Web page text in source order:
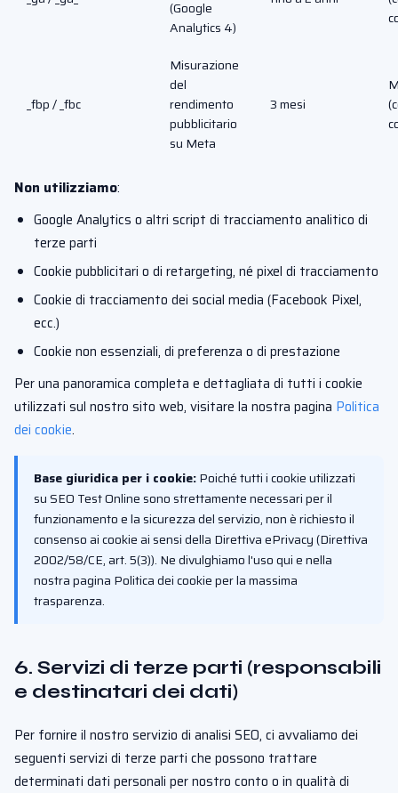
(Google
Analytics 4)
_fbp / _fbc
Misurazione
del
rendimento
pubblicitario
su Meta
3 mesi
Non utilizziamo:
Google Analytics o altri script di tracciamento analitico di
terze parti
Cookie pubblicitari o di retargeting, né pixel di tracciamento
Cookie di tracciamento dei social media (Facebook Pixel,
ecc.)
Cookie non essenziali, di preferenza o di prestazione
Per una panoramica completa e dettagliata di tutti i cookie
utilizzati sul nostro sito web, visitare la nostra pagina Politica
dei cookie.
Base giuridica per i cookie:Poiché tutti i cookie utilizzati
su SEO Test Online sono strettamente necessari per il
funzionamento e la sicurezza del servizio, non è richiesto il
consenso ai cookie ai sensi della Direttiva ePrivacy (Direttiva
2002/58/CE, art. 5(3)). Ne divulghiamo l'uso qui e nella
nostra pagina Politica dei cookie per la massima
trasparenza.
6. Servizi di terze parti (responsabili
e destinatari dei dati)
Per fornire il nostro servizio di analisi SEO, ci avvaliamo dei
seguenti servizi di terze parti che possono trattare
determinati dati personali per nostro conto o in qualità di